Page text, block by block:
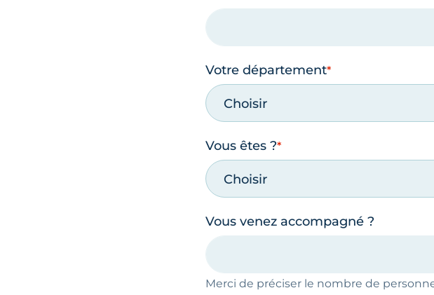
Votre département
Choisir
Vous êtes ?
Choisir
Vous venez accompagné ?
Merci de préciser le nombre de